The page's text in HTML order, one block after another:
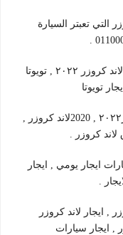
التي تعبتر السيارة
تويوتا لاند كروزر,تويوتا , لاند كروزر , تويوتا لاند كروزر ٢٠٢٢ , تويوتا
لاندكروزر4*4 , لاند كروزر٢٠٢١ , لاندكروزر٢٠٢٢ , 2020لاند كروزر ,
لاند كروزر .
ايجار يومي , ايجار
.
, ايجار لاند كروزر
, ايجار سيارات